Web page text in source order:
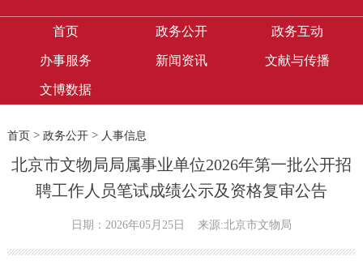
首页 政务公开 政务互动
办事服务 新闻资讯 文献与传播
文博数据
首页> 政务公开> 人事信息
北京市文物局局属事业单位2026年第一批公开招
聘工作人员笔试成绩公示及资格复审公告
日期：2026年05月25日 来源:北京市文物局